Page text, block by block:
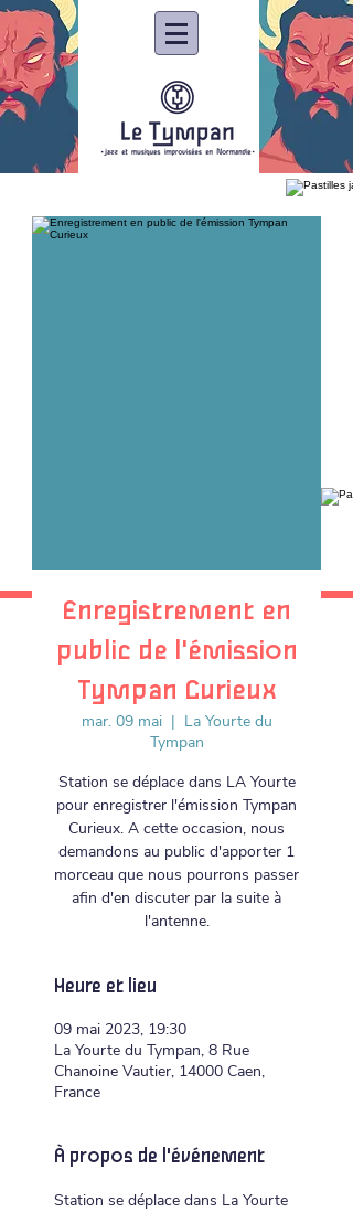
Enregistrement en
public de l'émission
Tympan Curieux
mar. 09 mai
  |
La Yourte du
Tympan
Station se déplace dans LA Yourte
pour enregistrer l'émission Tympan
Curieux. A cette occasion, nous
demandons au public d'apporter 1
morceau que nous pourrons passer
afin d'en discuter par la suite à
l'antenne.
Heure et lieu
09 mai 2023, 19:30
La Yourte du Tympan, 8 Rue
Chanoine Vautier, 14000 Caen,
France
À propos de l'événement
Station se déplace dans La Yourte